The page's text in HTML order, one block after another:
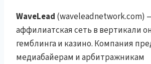
WaveLead (waveleadnetwork.com)
аффилиатская сеть в вертикали
гемблинга и казино. Компания
медиабайерам и арбитражникам